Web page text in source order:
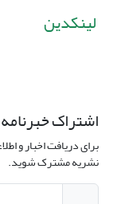
لینکدین
اشتراک خبرنامه
برای دریافت اخبار و
نشریه مشترک شوید.